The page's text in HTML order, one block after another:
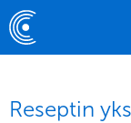
Reseptin